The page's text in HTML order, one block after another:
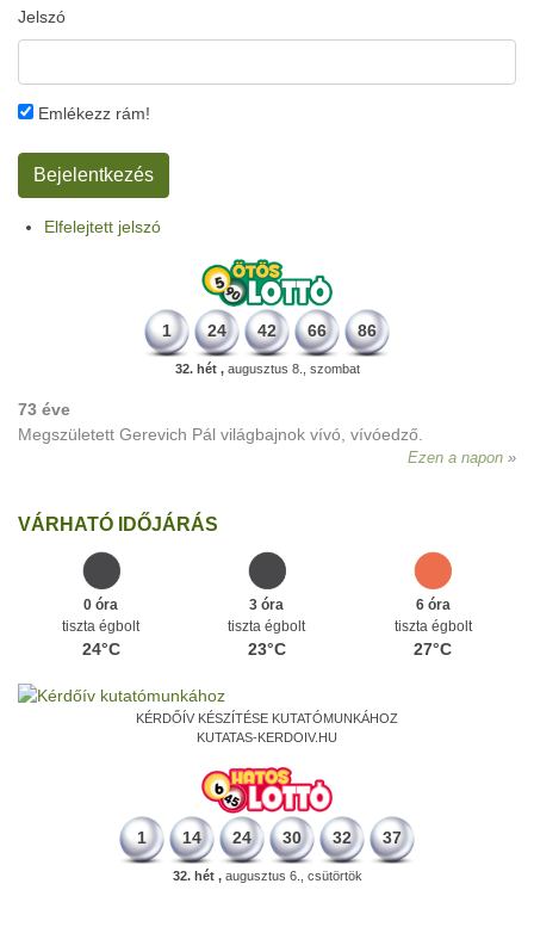
Jelszó
Emlékezz rám!
Elfelejtett jelszó
1 24 42 66 86
32. hét ,augusztus 8., szombat
73 éve
Megszületett Gerevich Pál világbajnok vívó, vívóedző.
Ezen a napon
VÁRHATÓ IDŐJÁRÁS
0 óra
tiszta égbolt
24°C
3 óra
tiszta égbolt
23°C
6 óra
tiszta égbolt
27°C
KÉRDŐÍV KÉSZÍTÉSE KUTATÓMUNKÁHOZ
KUTATAS-KERDOIV.HU
1 14 24 30 32 37
32. hét ,augusztus 6., csütörtök